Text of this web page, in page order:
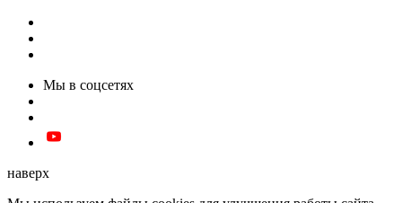
Мы в соцсетях
наверх